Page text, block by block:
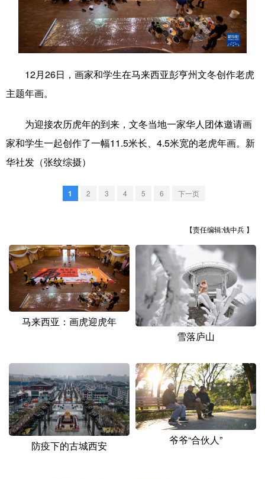
法律 中央文件 金融 汽车
食品 人居 信息化 数字经济
文化产业
山西
辽宁 吉林 上海 江苏
浙江 安徽 福建 江西
山东 河南 湖北 湖南
广东 广西 海南 重庆
陕西 甘肃 青海 宁夏
新疆 内蒙古 黑龙江
多语种频道
12月26日，画家和学生在马来西亚彭亨州文冬创作老虎
主题年画。
为迎接农历虎年的到来，文冬当地一家华人团体邀请画
家和学生一起创作了一幅11.5米长、4.5米宽的老虎年画。新
华社发（张纹综摄）
1 2 3 4 5 6 下一页
【责任编辑:钱中兵 】
马来西亚：画虎迎虎年
雪落庐山
防疫下的古城西安 爷爷“合伙人”